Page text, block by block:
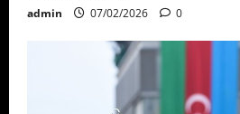
admin 07/02/2026 0